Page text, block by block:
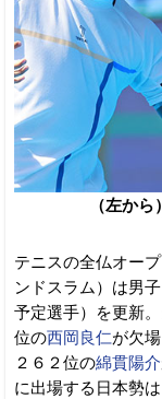
（左か
テニスの全仏オー
ンドスラム）は男
予定選手）を更新
位の西岡良仁が欠
２６２位の綿貫陽介
に出場する日本勢は